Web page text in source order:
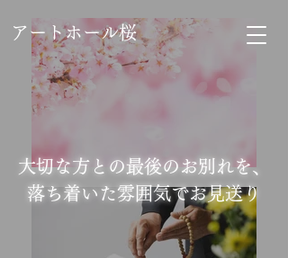
アートホール桜
大切な方との最後のお別れを、
落ち着いた雰囲気でお見送り